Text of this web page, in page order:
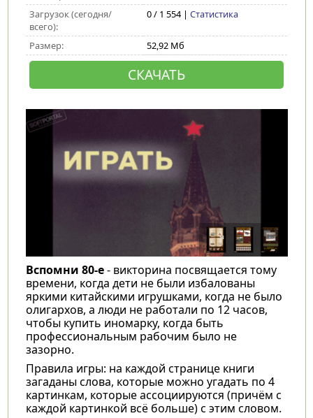
Загрузок (сегодня/
всего):
0 / 1 554 | Статистика
Размер: 52,92 Мб
СКАЧАТЬ
Вспомни 80-е- викторина посвящается тому
времени, когда дети не были избалованы
яркими китайскими игрушками, когда не было
олигархов, а люди не работали по 12 часов,
чтобы купить иномарку, когда быть
профессиональным рабочим было не
зазорно.
Правила игры: на каждой странице книги
загаданы слова, которые можно угадать по 4
картинкам, которые ассоциируются (причём с
каждой картинкой всё больше) с этим словом.